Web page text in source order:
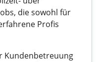
die sowohl für
Profis
Kundenbetreuung